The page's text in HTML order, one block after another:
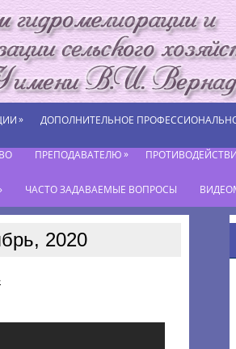
» ДОПОЛНИТЕЛЬНОЕ
ПРЕПОДАВАТЕЛЮ»
ЧАСТО ЗАДАВАЕМЫЕ ВОПРОСЫ
2020